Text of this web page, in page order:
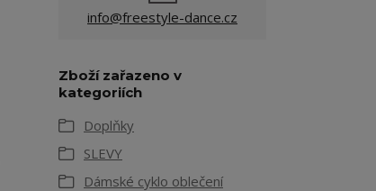
info@freestyle-dance.cz
Zboží zařazeno v
kategoriích
Doplňky
SLEVY
Dámské cyklo oblečení